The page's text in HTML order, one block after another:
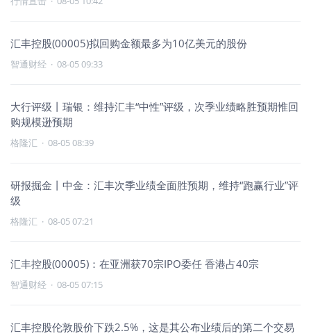
汇丰控股(00005)拟回购金额最多为10亿美元的股份
智通财经 · 08-05 09:33
大行评级丨瑞银：维持汇丰“中性”评级，次季业绩略胜预期惟回
购规模逊预期
格隆汇 · 08-05 08:39
研报掘金丨中金：汇丰次季业绩全面胜预期，维持“跑赢行业”评
级
格隆汇 · 08-05 07:21
汇丰控股(00005)：在亚洲获70宗IPO委任 香港占40宗
智通财经 · 08-05 07:15
汇丰控股伦敦股价下跌2.5%，这是其公布业绩后的第二个交易